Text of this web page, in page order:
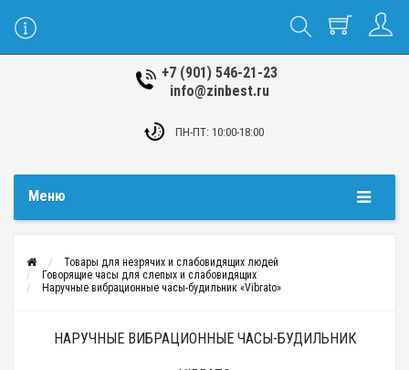
+7 (901) 546-21-23
info@zinbest.ru
ПН-ПТ: 10:00-18:00
Меню
Товары для незрячих и слабовидящих людей
Говорящие часы для слепых и слабовидящих
Наручные вибрационные часы-будильник «Vibrato»
НАРУЧНЫЕ ВИБРАЦИОННЫЕ ЧАСЫ-БУДИЛЬНИК